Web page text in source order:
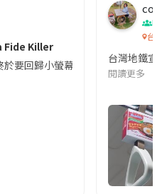
Fide Killer
要回歸小螢幕啦!這次的劇本改編
co
吹
台灣
台灣地鐵宣
閱讀更多